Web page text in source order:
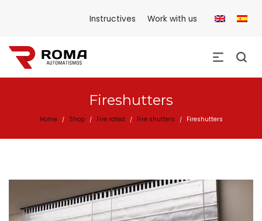
Instructives Work with us
Fireshutters
Home / Shop / Fire rated / Fire shutters / Fireshutters